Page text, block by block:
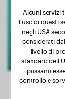
Alcuni servizi
l'uso di questi
negli USA
considerati
livello di
standard
possano
controllo e